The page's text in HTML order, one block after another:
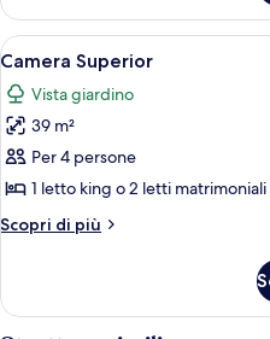
level)
Junior
(Ocean
Front
level)
Apri
tutte
le
foto
per
Camera
Superior
5
Camera Superior
Vista giardino
39 m²
Per 4 persone
1 letto king o 2 letti matrimoniali
Scopri di più
Altri
Superior